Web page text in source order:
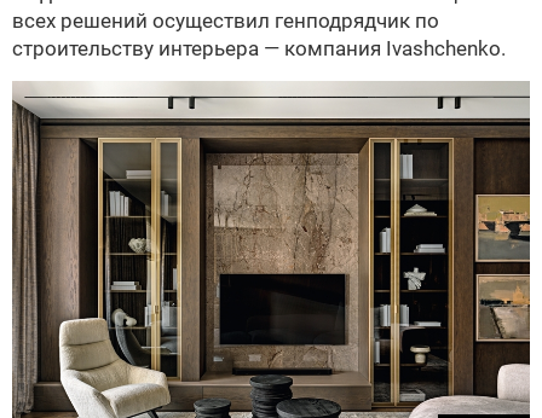
всех решений осуществил генподрядчик по
строительству интерьера — компания Ivashchenko.